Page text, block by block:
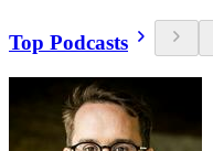
Top Podcasts